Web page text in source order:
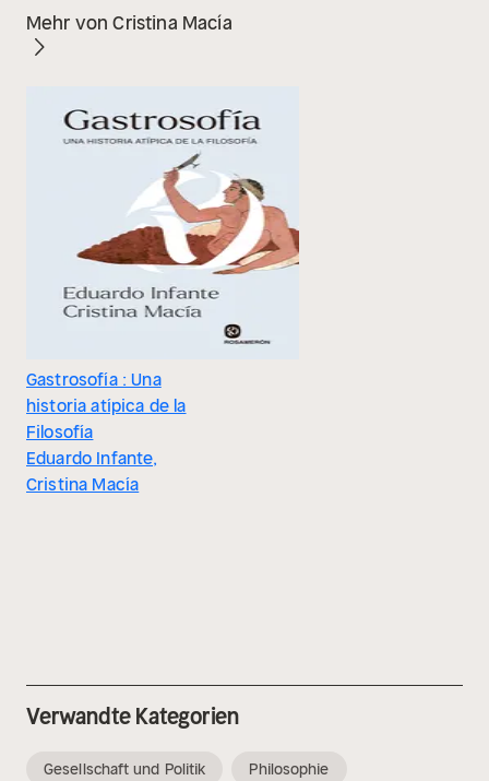
Mehr von Cristina Macía
Gastrosofía : Una
historia atípica de la
Filosofía
Eduardo Infante,
Cristina Macía
Verwandte Kategorien
Gesellschaft und Politik Philosophie